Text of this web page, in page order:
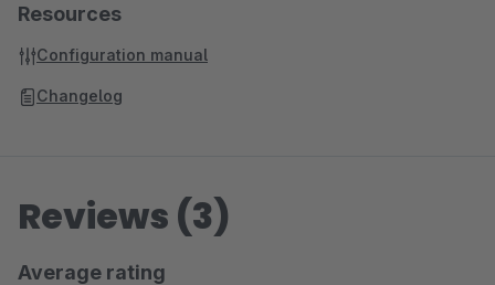
Resources
Configuration manual
Changelog
Reviews (3)
Average rating